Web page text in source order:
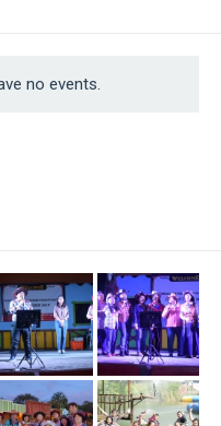
no events.